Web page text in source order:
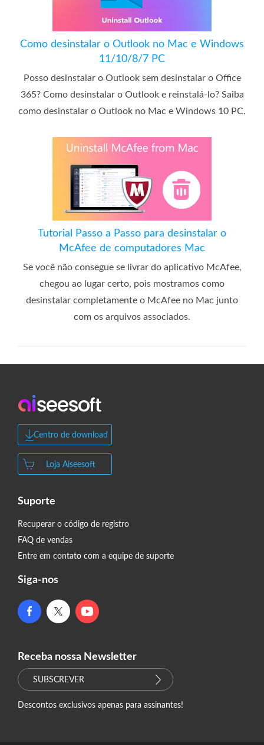
Como desinstalar o Outlook no Mac e Windows
11/10/8/7 PC
Posso desinstalar o Outlook sem desinstalar o Office
365? Como desinstalar o Outlook e reinstalá-lo? Saiba
como desinstalar o Outlook no Mac e Windows 10 PC.
Tutorial Passo a Passo para desinstalar o
McAfee de computadores Mac
Se você não consegue se livrar do aplicativo McAfee,
chegou ao lugar certo, pois mostramos como
desinstalar completamente o McAfee no Mac junto
com os arquivos associados.
Centro de download
Loja Aiseesoft
Suporte
Recuperar o código de registro
FAQ de vendas
Entre em contato com a equipe de suporte
Siga-nos
Receba nossa Newsletter
SUBSCREVER
Descontos exclusivos apenas para assinantes!